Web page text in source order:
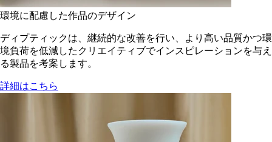
環境に配慮した作品のデザイン
ディプティックは、継続的な改善を行い、より高い品質かつ環
境負荷を低減した​クリエイティブでインスピレーションを与え
る製品を考案します。
詳細はこちら